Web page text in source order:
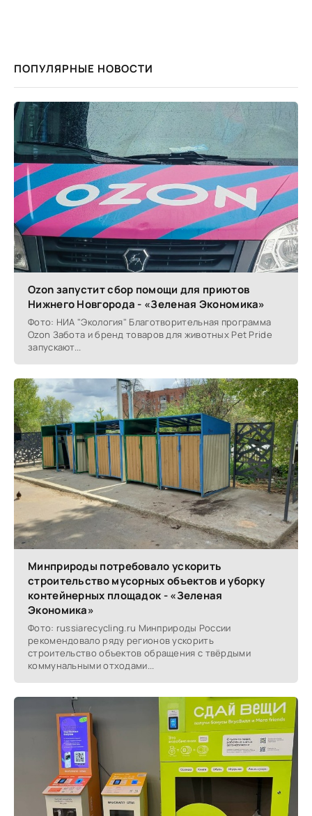
ПОПУЛЯРНЫЕ НОВОСТИ
Ozon запустит сбор помощи для приютов
Нижнего Новгорода - «Зеленая Экономика»
Фото: НИА "Экология" Благотворительная программа
Ozon Забота и бренд товаров для животных Pet Pride
запускают...
Минприроды потребовало ускорить
строительство мусорных объектов и уборку
контейнерных площадок - «Зеленая
Экономика»
Фото: russiarecycling.ru Минприроды России
рекомендовало ряду регионов ускорить
строительство объектов обращения с твёрдыми
коммунальными отходами...